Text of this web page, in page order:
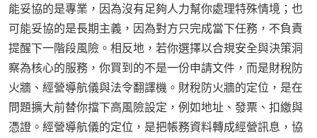
能妥協的是專業，因為沒有足夠人力幫你處理特殊情境；也
可能妥協的是長期主義，因為對方只完成當下任務，不負責
提醒下一階段風險。相反地，若你選擇以合規安全與決策洞
察為核心的服務，你買到的不是一份申請文件，而是財稅防
火牆、經營導航儀與法令翻譯機。財稅防火牆的定位，是在
問題擴大前替你擋下高風險設定，例如地址、發票、扣繳與
憑證。經營導航儀的定位，是把帳務資料轉成經營訊息，協